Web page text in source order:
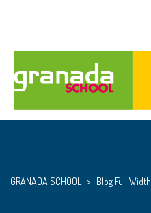
GRANADA SCHOOL > Blog Full Width